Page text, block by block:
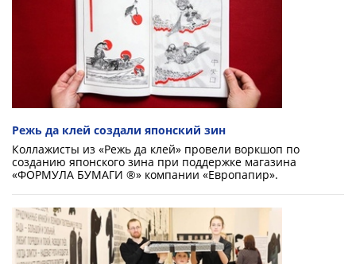
Режь да клей создали японский зин
Коллажисты из «Режь да клей» провели воркшоп по
созданию японского зина при поддержке магазина
«ФОРМУЛА БУМАГИ ®» компании «Европапир».